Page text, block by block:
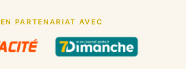
EN PARTENARIAT AVEC